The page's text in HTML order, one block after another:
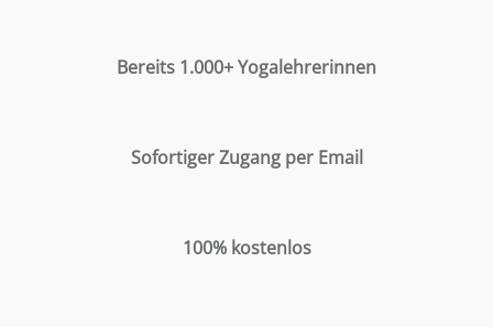
Bereits 1.000+Yogalehrerinnen
Sofortiger Zugang per Email
100% kostenlos